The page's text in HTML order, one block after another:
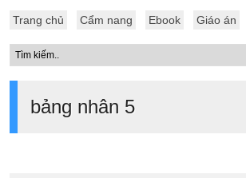
Trang chủ Cẩm nang Ebook Giáo án
bảng nhân 5